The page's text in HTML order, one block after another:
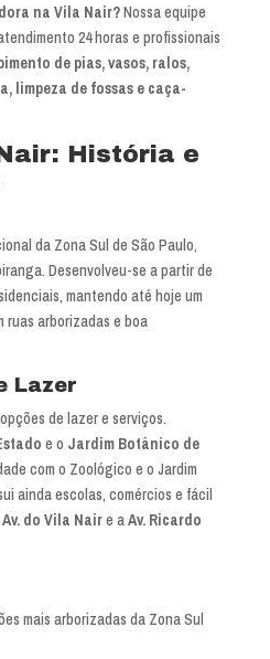
na Vila Nair?Nossa equipe
24 horas e profissionais
de pias, vasos, ralos,
limpeza de fossas e caça-
História e
da Zona Sul de São Paulo,
Desenvolveu-se a partir de
mantendo até hoje um
ruas arborizadas e boa
Lazer
de lazer e serviços.
e o Jardim Botânico de
com o Zoológico e o Jardim
ainda escolas, comércios e fácil
Av. do Vila Naire aAv. Ricardo
mais arborizadas da Zona Sul